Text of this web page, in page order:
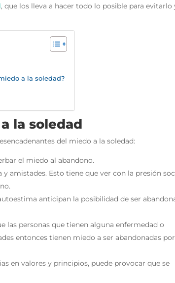
, que los lleva a hacer todo lo posible para evitarlo
a la soledad?
la soledad
del miedo a la soledad:
el miedo al abandono.
amistades. Esto tiene que ver con la presión
anticipan la posibilidad de ser
las personas que tienen alguna enfermedad o
entonces tienen miedo a ser abandonadas
en valores y principios, puede provocar que se